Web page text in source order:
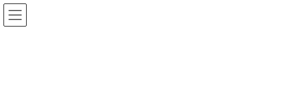
コ
ン
ナ
ビ